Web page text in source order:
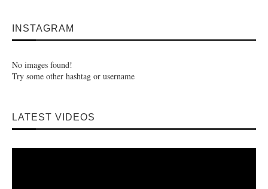
INSTAGRAM
No images found!
Try some other hashtag or username
LATEST VIDEOS